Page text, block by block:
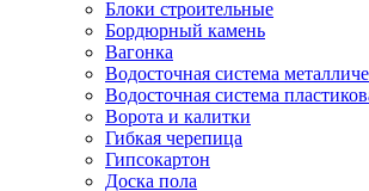
Блоки строительные
Бордюрный камень
Вагонка
Водосточная система
Водосточная система
Ворота и калитки
Гибкая черепица
Гипсокартон
Доска пола